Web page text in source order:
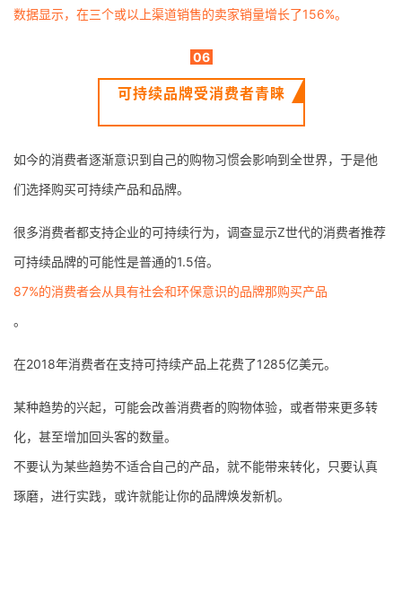
推
实
分
案
例
盘
手
C
l
u
数据显示，在三个或以上渠道销售的卖家销量增长了156%。
06
可持续品牌受消费者青睐
如今的消费者逐渐意识到自己的购物习惯会影响到全世界，于是他
们选择购买可持续产品和品牌。
很多消费者都支持企业的可持续行为，调查显示Z世代的消费者推荐
可持续品牌的可能性是普通的1.5倍。
87%的消费者会从具有社会和环保意识的品牌那购买产品
。
在2018年消费者在支持可持续产品上花费了1285亿美元。
某种趋势的兴起，可能会改善消费者的购物体验，或者带来更多转
化，甚至增加回头客的数量。
不要认为某些趋势不适合自己的产品，就不能带来转化，只要认真
琢磨，进行实践，或许就能让你的品牌焕发新机。